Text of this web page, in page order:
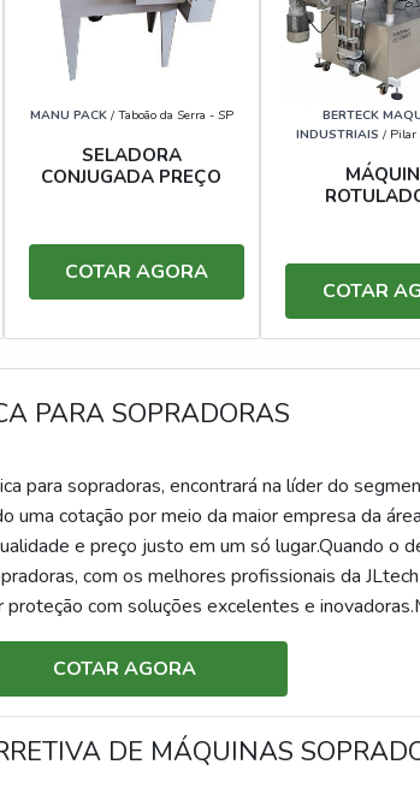
MANU PACK/ Taboão da Serra - SP
SELADORA
CONJUGADA PREÇO
COTAR AGORA
BERTECK
INDUSTRIAIS / Pilar
COTAR
PARA SOPRADORAS
para sopradoras, encontrará na líder do
uma cotação por meio da maior empresa da
e preço justo em um só lugar.Quando o
com os melhores profissionais da JLtech
com soluções excelentes e
PARA SOPRADORASHá muitas maneiras
excelência em sua área de atuação. A JLtech
uma estrutura com: Escritório de alta
Tudo pensando em visita diagnóstica para
sobre visita diagnóstica para sopradoras,
COTAR AGORA
DE MÁQUINAS